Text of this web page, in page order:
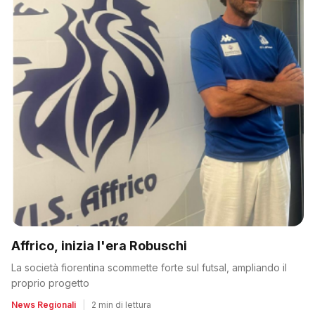
Affrico, inizia l'era Robuschi
La società fiorentina scommette forte sul futsal, ampliando il
proprio progetto
News Regionali 2 min di lettura